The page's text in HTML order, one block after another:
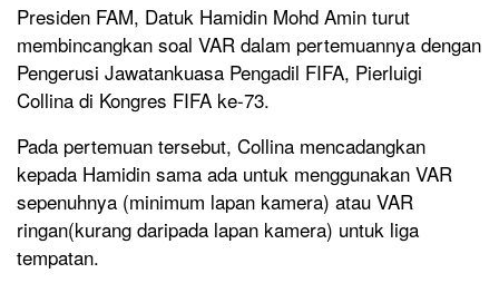
Presiden FAM, Datuk Hamidin Mohd Amin turut
membincangkan soal VAR dalam pertemuannya dengan
Pengerusi Jawatankuasa Pengadil FIFA, Pierluigi
Collina di Kongres FIFA ke-73.
Pada pertemuan tersebut, Collina mencadangkan
kepada Hamidin sama ada untuk menggunakan VAR
sepenuhnya (minimum lapan kamera) atau VAR
ringan(kurang daripada lapan kamera) untuk liga
tempatan.